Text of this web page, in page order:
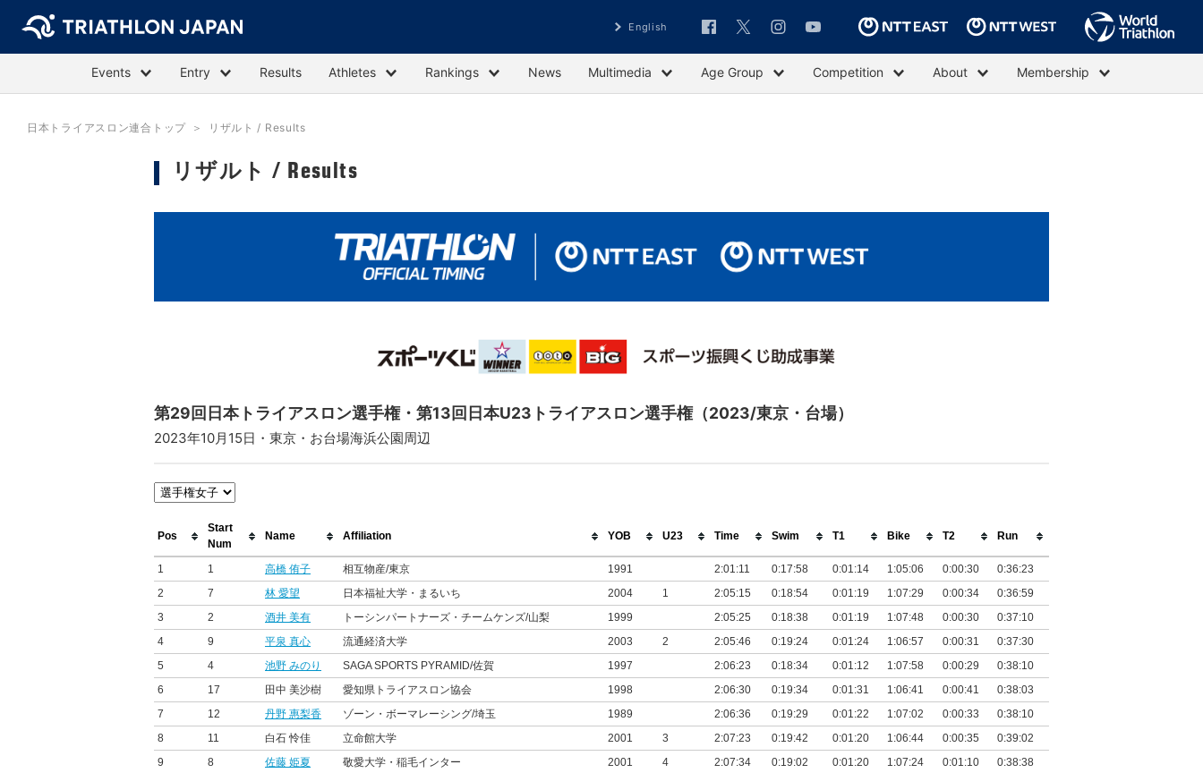
English
Events Entry Results Athletes Rankings News Multimedia Age Group Competition About Membership
日本トライアスロン連合トップ リザルト / Results
リザルト / Results
第29回日本トライアスロン選手権・第13回日本U23トライアスロン選手権（2023/東京・台場）
2023年10月15日・東京・お台場海浜公園周辺
Pos
Start
Num
Name Affiliation YOB U23 Time Swim T1 Bike T2 Run
1 1 高橋 侑子 相互物産/東京 1991 2:01:11 0:17:58 0:01:14 1:05:06 0:00:30
0:36:23
2
7 林 愛望 日本福祉大学・まるいち 2004 1 2:05:15 0:18:54 0:01:19 1:07:29 0:00:34
0:36:59
3
2 酒井 美有 トーシンパートナーズ・チームケンズ/山梨 1999 2:05:25 0:18:38 0:01:19 1:07:48 0:00:30
0:37:10
4
9 平泉 真心 流通経済大学 2003 2 2:05:46 0:19:24 0:01:24 1:06:57 0:00:31
0:37:30
5
4 池野 みのり SAGA SPORTS PYRAMID/佐賀 1997 2:06:23 0:18:34 0:01:12 1:07:58 0:00:29
0:38:10
6
17 田中 美沙樹 愛知県トライアスロン協会 1998 2:06:30 0:19:34 0:01:31 1:06:41 0:00:41
0:38:03
7
12 丹野 惠梨香 ゾーン・ボーマレーシング/埼玉 1989 2:06:36 0:19:29 0:01:22 1:07:02 0:00:33
0:38:10
8
11 白石 怜佳 立命館大学 2001 3 2:07:23 0:19:42 0:01:20 1:06:44 0:00:35
0:39:02
9
8 佐藤 姫夏 敬愛大学・稲毛インター 2001 4 2:07:34 0:19:02 0:01:20 1:07:24 0:01:10
0:38:38